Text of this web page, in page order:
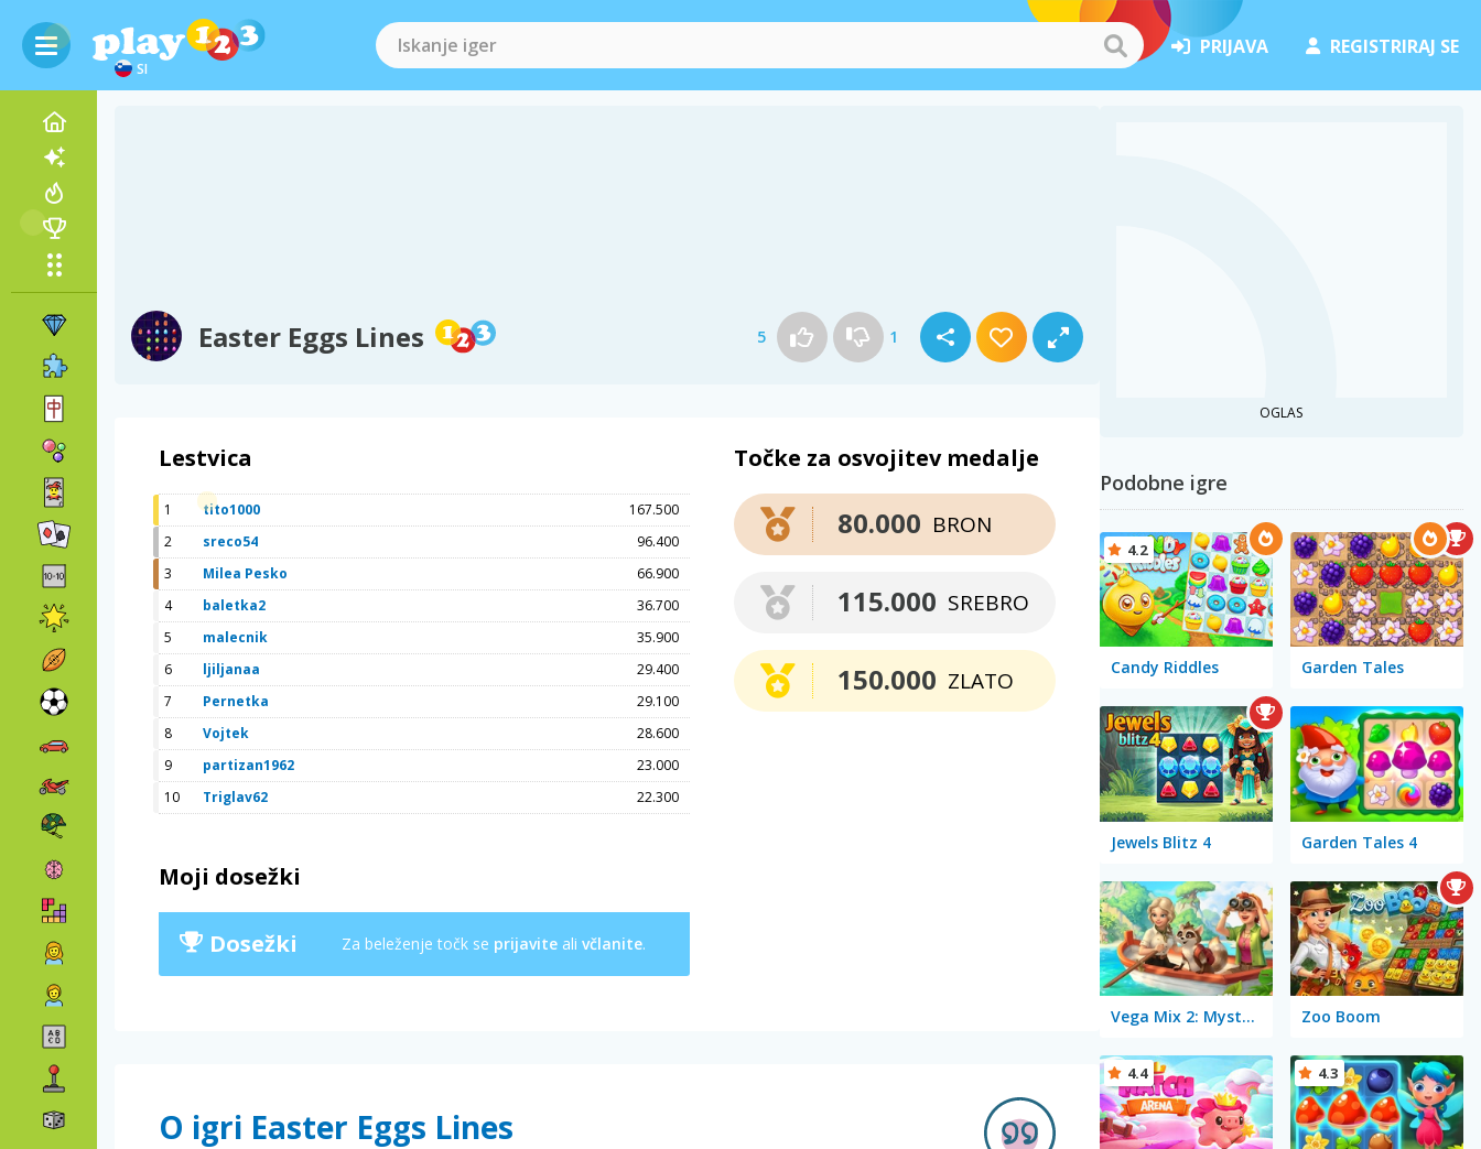
SI
PRIJAVA REGISTRIRAJ SE
Easter Eggs Lines 5 1
Lestvica
1 tito1000
167.500
2
sreco54
96.400
3
Milea Pesko
66.900
4
baletka2
36.700
5
malecnik
35.900
6
ljiljanaa
29.400
7
Pernetka
29.100
8
Vojtek
28.600
9
partizan1962
23.000
10
Triglav62 22.300
Moji dosežki
Dosežki Za beleženje točk se prijavite ali včlanite.
Točke za osvojitev medalje
BRON
80.000
SREBRO
115.000
ZLATO
150.000
O igri Easter Eggs Lines
OGLAS
Podobne igre
Candy Riddles
4.2
Garden Tales
Jewels Blitz 4 Garden Tales 4
Vega Mix 2: Mystery of Island Zoo Boom
4.4 4.3